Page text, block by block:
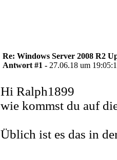
Re: Windows Server 2008 R2
Antwort #1 - 27.06.18 um
Hi Ralph1899
wie kommst du auf
Üblich ist es das in